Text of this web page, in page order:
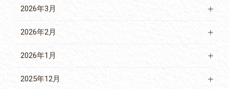
2026年3月
2026年2月
2026年1月
2025年12月